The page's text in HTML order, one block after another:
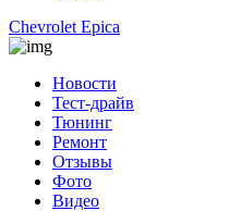
Chevrolet Epica
Новости
Тест-драйв
Тюнинг
Ремонт
Отзывы
Фото
Видео